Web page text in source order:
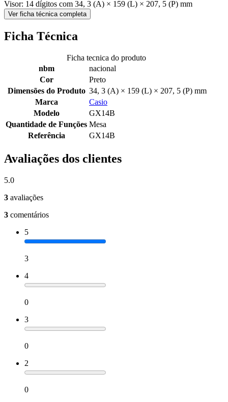
Visor: 14 dígitos com 34, 3 (A) × 159 (L) × 207, 5 (P) mm
Ver ficha técnica completa
Ficha Técnica
Ficha tecnica do produto
nbm
nacional
Cor
Preto
Dimensões do Produto 34, 3 (A) × 159 (L) × 207, 5 (P) mm
Marca
Casio
Modelo
GX14B
Quantidade de Funções Mesa
Referência
GX14B
Avaliações dos clientes
5.0
3 avaliações
3 comentários
5
3
4
0
3
0
2
0